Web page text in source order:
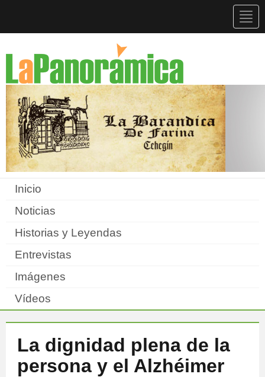
Inicio
Noticias
Historias y Leyendas
Entrevistas
Imágenes
Vídeos
La dignidad plena de la
persona y el Alzhéimer